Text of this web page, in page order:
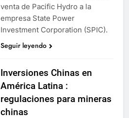
venta de Pacific Hydro a la
empresa State Power
Investment Corporation (SPIC).
Seguir leyendo
Inversiones Chinas en
América Latina :
regulaciones para mineras
chinas